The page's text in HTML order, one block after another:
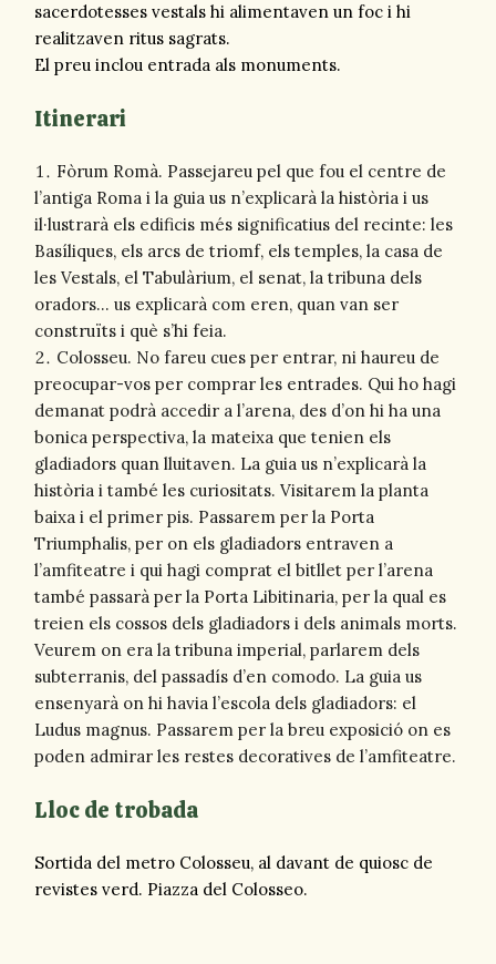
sacerdotesses vestals hi alimentaven un foc i hi
realitzaven ritus sagrats.
El preu inclou entrada als monuments.
Itinerari
Fòrum Romà. Passejareu pel que fou el centre de
l’antiga Roma i la guia us n’explicarà la història i us
il·lustrarà els edificis més significatius del recinte: les
Basíliques, els arcs de triomf, els temples, la casa de
les Vestals, el Tabulàrium, el senat, la tribuna dels
oradors… us explicarà com eren, quan van ser
construïts i què s’hi feia.
Colosseu. No fareu cues per entrar, ni haureu de
preocupar-vos per comprar les entrades. Qui ho hagi
demanat podrà accedir a l’arena, des d’on hi ha una
bonica perspectiva, la mateixa que tenien els
gladiadors quan lluitaven. La guia us n’explicarà la
història i també les curiositats. Visitarem la planta
baixa i el primer pis. Passarem per la Porta
Triumphalis, per on els gladiadors entraven a
l’amfiteatre i qui hagi comprat el bitllet per l’arena
també passarà per la Porta Libitinaria, per la qual es
treien els cossos dels gladiadors i dels animals morts.
Veurem on era la tribuna imperial, parlarem dels
subterranis, del passadís d’en comodo. La guia us
ensenyarà on hi havia l’escola dels gladiadors: el
Ludus magnus. Passarem per la breu exposició on es
poden admirar les restes decoratives de l’amfiteatre.
Lloc de trobada
Sortida del metro Colosseu, al davant de quiosc de
revistes verd. Piazza del Colosseo.